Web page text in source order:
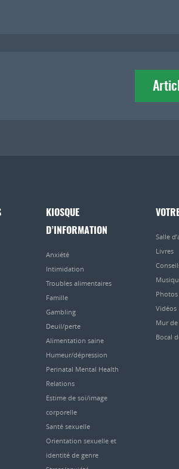
KIOSQUE
D’INFORMATION
Anxiété
Intimidation
Troubles alimentaires
Famille
Gambling
Deuil/perte
Alimentation saine
Humeur/dépression
Perinatal Mental Health
Relations
Estime de soi/image
corporelle
Santé sexuelle
Orientation sexuelle et
identité de genre
Salle
Livres
Photos
Vidéos
Mur de
Bocal